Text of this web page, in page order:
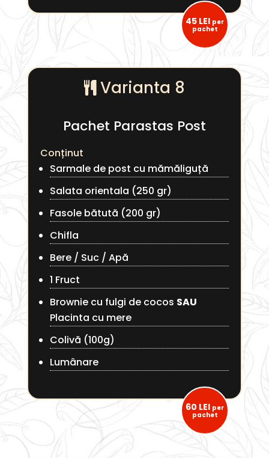
45 LEI per
pachet
Varianta 8
Pachet Parastas Post
Conținut
Sarmale de post cu mămăliguță
Salata orientala (250 gr)
Fasole bătută (200 gr)
Chifla
Bere / Suc / Apă
1 Fruct
Brownie cu fulgi de cocos SAU
Placinta cu mere
Colivă (100g)
Lumânare
60 LEI per
pachet